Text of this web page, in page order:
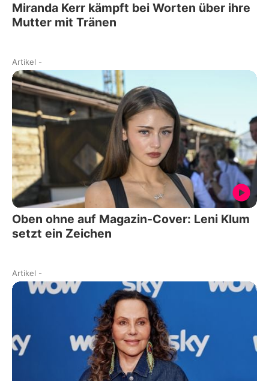
Miranda Kerr kämpft bei Worten über ihre
Mutter mit Tränen
Artikel -
Oben ohne auf Magazin-Cover: Leni Klum
setzt ein Zeichen
Artikel -